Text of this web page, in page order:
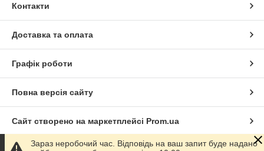
Контакти
Доставка та оплата
Графік роботи
Повна версія сайту
Сайт створено на маркетплейсі Prom.ua
Зараз неробочий час. Відповідь на ваш запит буде надано